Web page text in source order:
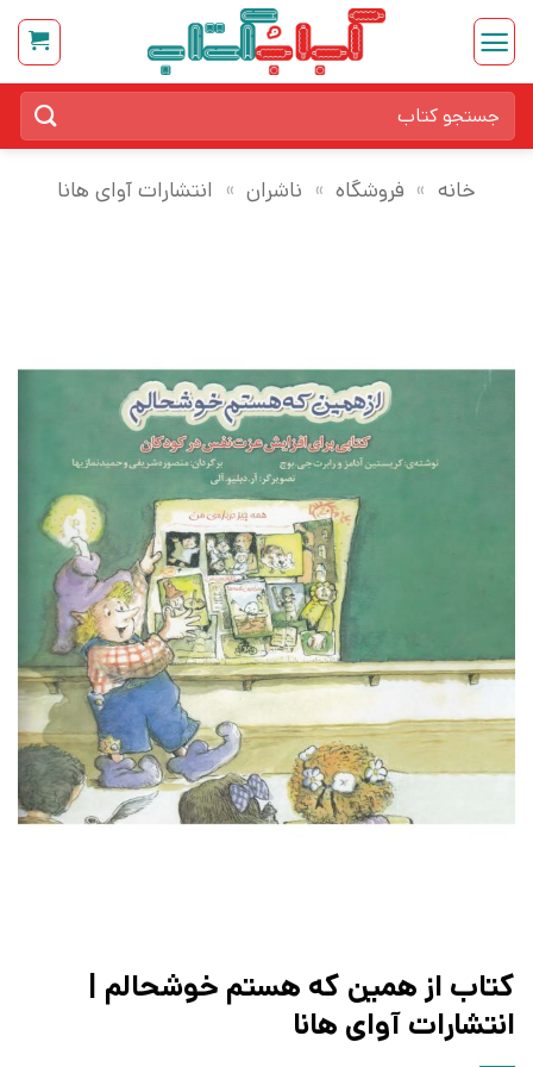
Skip
content
برای:
خانه » فروشگاه » ناشران » انتشارات آوای هانا
کتاب از همین که هستم خوشحالم |
انتشارات آوای هانا